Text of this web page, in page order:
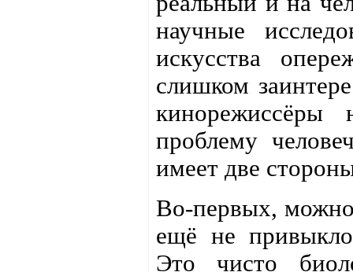
научные
искусства
слишком
кинорежиссёры
проблему
имеет две
Во-первых, можно
ещё не привыкло
Это чисто